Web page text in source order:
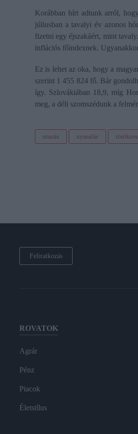
Korábban hírt adtunk arról,
júliusban a tavalyi év azonos
fizetni egy éjszakáért, mint
inflációs főindexnek.
Ez is lehet az oka, hogy a
szerint 1 455 824 fő. Bár
így. Szlovákiában 18,9, míg
meg, a déli szomszédunk a
utazás nyaralás
Feliratkozás
ROVATOK
Agrár
Pénz
Piacok
Életstílus